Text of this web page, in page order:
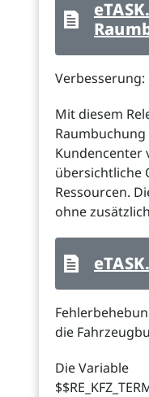
Verbesserung:
Mit diesem
Kundencenter
übersichtliche
Ressourcen.
ohne
die
Die Variable